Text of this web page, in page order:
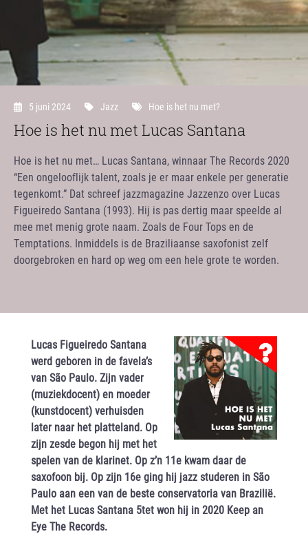
5 juni 2024 Jazz Hoe is het nu met?
Hoe is het nu met Lucas Santana
Hoe is het nu met… Lucas Santana, winnaar The Records 2020
“Een ongelooflijk talent, zoals je er maar enkele per generatie
tegenkomt.” Dat schreef jazzmagazine Jazzenzo over Lucas
Figueiredo Santana (1993). Hij is pas dertig maar speelde al
mee met menig grote naam. Zoals de Four Tops en de
Temptations. Inmiddels is de Braziliaanse saxofonist zelf
doorgebroken en hard op weg om een hele grote te worden.
Lucas Figueiredo Santana
werd geboren in de favela’s
van São Paulo. Zijn vader
(muziekdocent) en moeder
(kunstdocent) verhuisden
later naar het platteland. Op
zijn zesde begon hij met het
spelen van de klarinet. Op z’n 11e kwam daar de
saxofoon bij. Op zijn 16e ging hij jazz studeren in São
Paulo aan een van de beste conservatoria van Brazilië.
Met het Lucas Santana 5tet won hij in 2020 Keep an
Eye The Records.